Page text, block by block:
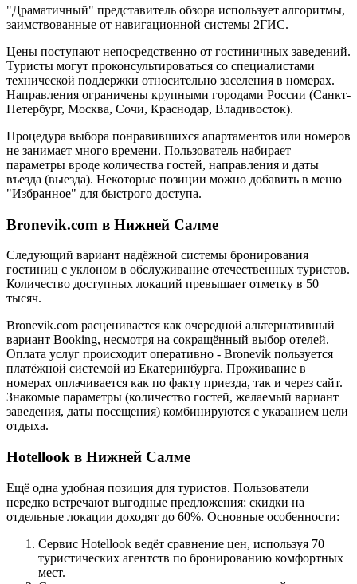
"Драматичный" представитель обзора использует алгоритмы,
заимствованные от навигационной системы 2ГИС.
Цены поступают непосредственно от гостиничных заведений.
Туристы могут проконсультироваться со специалистами
технической поддержки относительно заселения в номерах.
Направления ограничены крупными городами России (Санкт-
Петербург, Москва, Сочи, Краснодар, Владивосток).
Процедура выбора понравившихся апартаментов или номеров
не занимает много времени. Пользователь набирает
параметры вроде количества гостей, направления и даты
въезда (выезда). Некоторые позиции можно добавить в меню
"Избранное" для быстрого доступа.
Bronevik.com в Нижней Салме
Следующий вариант надёжной системы бронирования
гостиниц с уклоном в обслуживание отечественных туристов.
Количество доступных локаций превышает отметку в 50
тысяч.
Bronevik.com расценивается как очередной альтернативный
вариант Booking, несмотря на сокращённый выбор отелей.
Оплата услуг происходит оперативно - Bronevik пользуется
платёжной системой из Екатеринбурга. Проживание в
номерах оплачивается как по факту приезда, так и через сайт.
Знакомые параметры (количество гостей, желаемый вариант
заведения, даты посещения) комбинируются с указанием цели
отдыха.
Hotellook в Нижней Салме
Ещё одна удобная позиция для туристов. Пользователи
нередко встречают выгодные предложения: скидки на
отдельные локации доходят до 60%. Основные особенности:
Сервис Hotellook ведёт сравнение цен, используя 70
туристических агентств по бронированию комфортных
мест.